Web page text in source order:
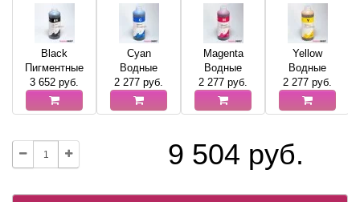
Black
Пигментные
3 652 руб.
Cyan
Водные
2 277 руб.
Magenta
Водные
2 277 руб.
Yellow
Водные
2 277 руб.
9 504 руб.